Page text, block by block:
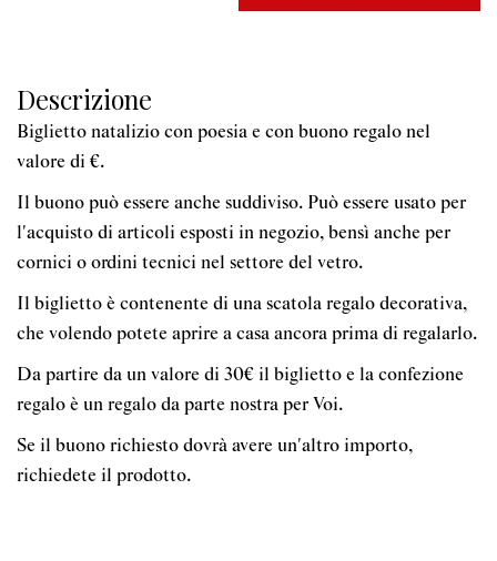
Descrizione
Biglietto natalizio con poesia e con buono regalo nel
valore di €.
Il buono può essere anche suddiviso. Può essere usato per
l'acquisto di articoli esposti in negozio, bensì anche per
cornici o ordini tecnici nel settore del vetro.
Il biglietto è contenente di una scatola regalo decorativa,
che volendo potete aprire a casa ancora prima di regalarlo.
Da partire da un valore di 30€ il biglietto e la confezione
regalo è un regalo da parte nostra per Voi.
Se il buono richiesto dovrà avere un'altro importo,
richiedete il prodotto.